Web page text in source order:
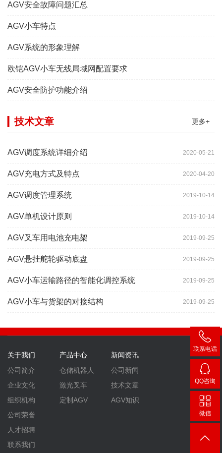
AGV安全故障问题汇总
AGV小车特点
AGV系统的形象理解
欧铠AGV小车无线局域网配置要求
AGV安全防护功能介绍
更多+
技术文章
2020-05-21
AGV调度系统详细介绍
2020-04-20
AGV充电方式及特点
2019-10-14
AGV调度管理系统
2019-10-14
AGV单机设计原则
2019-09-25
AGV叉车用电池充电架
2019-09-25
AGV悬挂舵轮驱动底盘
2019-09-25
AGV小车运输路径的智能化调控系统
2019-09-25
AGV小车与货架的对接结构
关于我们
公司简介
企业文化
组织机构
公司荣誉
人才招聘
联系我们
产品中心
仓储机器人
激光叉车
定制AGV
新闻资讯
公司新闻
技术文章
AGV知识
联系电话
400-
007-
3860
QQ咨询
微信